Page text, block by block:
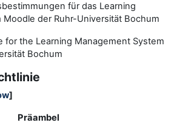
für das Learning
der Ruhr-Universität Bochum
for the Learning Management System
ät Bochum
]
Präambel